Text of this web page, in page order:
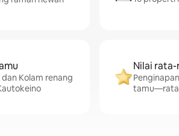
Kolam renang
Nilai